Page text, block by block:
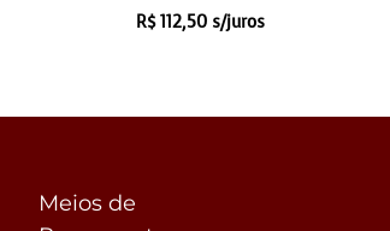
R$112,50 s/juros
Meios de